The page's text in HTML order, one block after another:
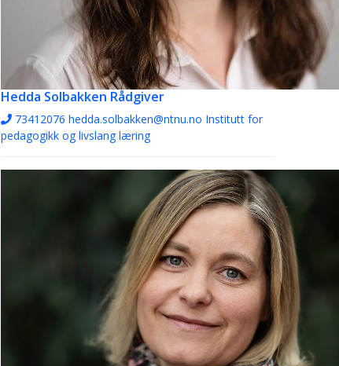
Hedda Solbakken Rådgiver
73412076 hedda.solbakken@ntnu.no Institutt for
pedagogikk og livslang læring